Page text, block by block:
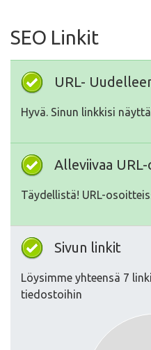
SEO Linkit
URL-
Hyvä. Sinun linkkisi
Alleviivaa
Täydellistä! URL-
Sivun linkit
Löysimme yhteensä 7
tiedostoihin